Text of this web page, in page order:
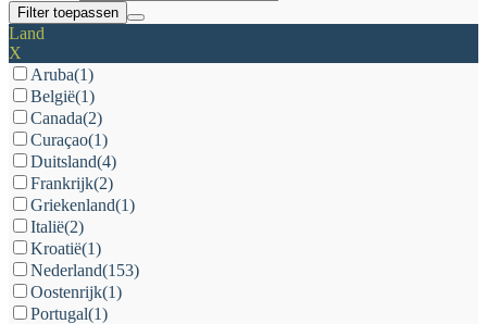
Filter toepassen
Land
X
Aruba(1)
België(1)
Canada(2)
Curaçao(1)
Duitsland(4)
Frankrijk(2)
Griekenland(1)
Italië(2)
Kroatië(1)
Nederland(153)
Oostenrijk(1)
Portugal(1)